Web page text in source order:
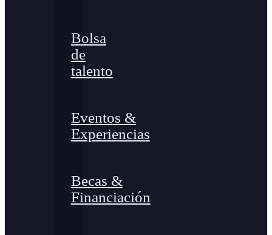
Bolsa
de
talento
Eventos &
Experiencias
Becas &
Financiación